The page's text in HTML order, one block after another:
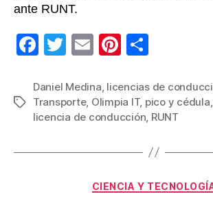
ante RUNT.
F
c
e
o
T
tt
er
E
ail
Pi
er
e
m
p
tir
Etiquetas
Daniel Medina, licencias de
Transporte, Olimpia IT, pico y cédula,
licencia de conducción, RUNT
CIENCIA Y